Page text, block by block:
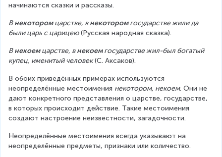
начинаются сказки и рассказы.
В некотором царстве, в некотором государстве жили да
были царь с царицею (Русская народная сказка).
В некоем царстве, в некоем государстве жил-был богатый
купец, именитый человек (С. Аксаков).
В обоих приведённых примерах используются
неопределённые местоимения некотором, некоем. Они не
дают конкретного представления о царстве, государстве,
в которых происходит действие. Такие местоимения
создают настроение неизвестности, загадочности.
Неопределённые местоимения всегда указывают на
неопределённые предметы, признаки или количество.